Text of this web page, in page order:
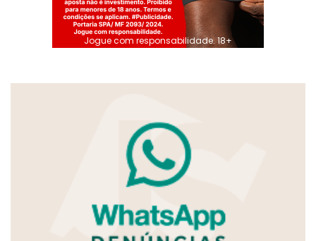
Jogue com responsabilidade. 18+